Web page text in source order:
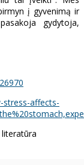
į gyvenimą ir
gydytoja,
affects-